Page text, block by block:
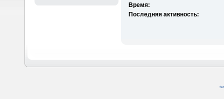
Время:
Последняя активность: